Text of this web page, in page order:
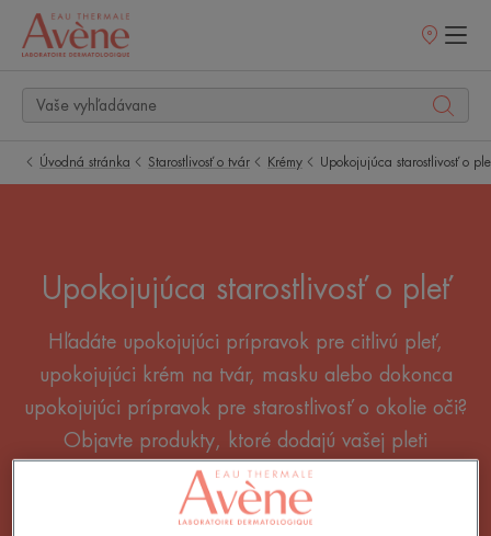
Predajné
Úvodná stránka Starostlivosť o tvár Krémy Upokojujúca starostlivosť o
Upokojujúca starostlivosť o pleť
Hľadáte upokojujúci prípravok pre citlivú pleť,
upokojujúci krém na tvár, masku alebo dokonca
upokojujúci prípravok pre starostlivosť o okolie oči?
Objavte produkty, ktoré dodajú vašej pleti
okamžitý pocit pohodlia.